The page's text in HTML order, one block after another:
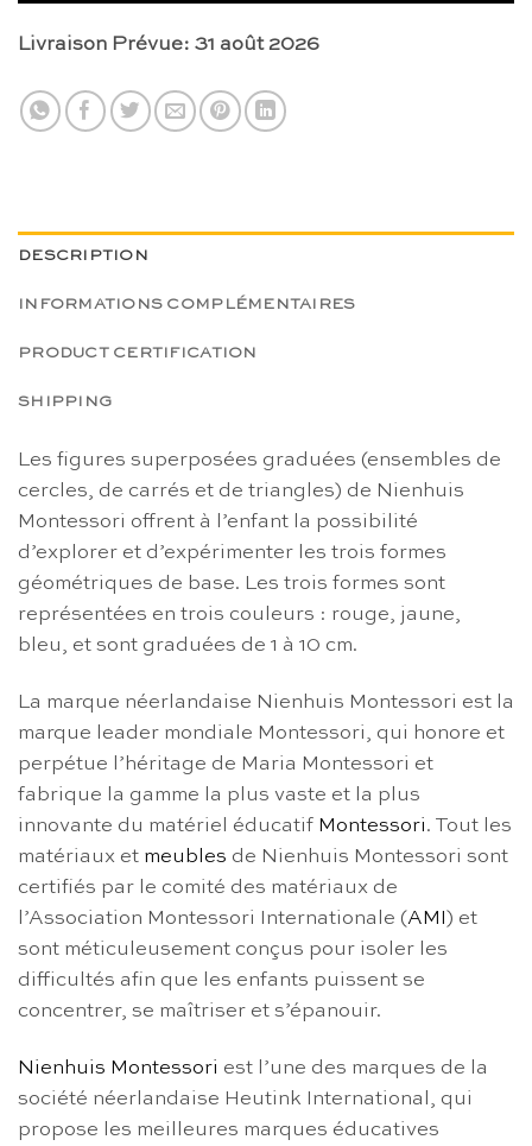
Livraison Prévue: 31 août 2026
DESCRIPTION
INFORMATIONS COMPLÉMENTAIRES
PRODUCT CERTIFICATION
SHIPPING
Les figures superposées graduées (ensembles de
cercles, de carrés et de triangles) de Nienhuis
Montessori offrent à l’enfant la possibilité
d’explorer et d’expérimenter les trois formes
géométriques de base. Les trois formes sont
représentées en trois couleurs : rouge, jaune,
bleu, et sont graduées de 1 à 10 cm.
La marque néerlandaise Nienhuis Montessori est la
marque leader mondiale Montessori, qui honore et
perpétue l’héritage de Maria Montessori et
fabrique la gamme la plus vaste et la plus
innovante du matériel éducatif Montessori. Tout les
matériaux et meubles de Nienhuis Montessori sont
certifiés par le comité des matériaux de
l’Association Montessori Internationale (AMI ) et
sont méticuleusement conçus pour isoler les
difficultés afin que les enfants puissent se
concentrer, se maîtriser et s’épanouir.
Nienhuis Montessori est l’une des marques de la
société néerlandaise Heutink International, qui
propose les meilleures marques éducatives